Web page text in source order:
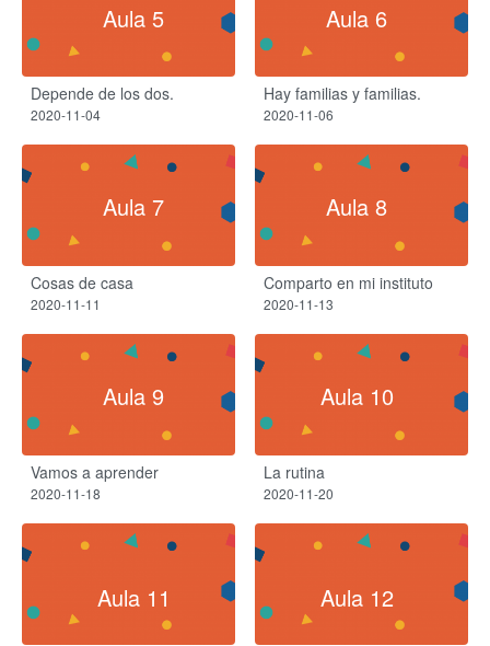
Aula 5
Depende de los dos.
2020-11-04
Aula 6
Hay familias y familias.
2020-11-06
Aula 7
Cosas de casa
2020-11-11
Aula 8
Comparto en mi instituto
2020-11-13
Aula 9
Vamos a aprender
2020-11-18
Aula 10
La rutina
2020-11-20
Aula 11 Aula 12